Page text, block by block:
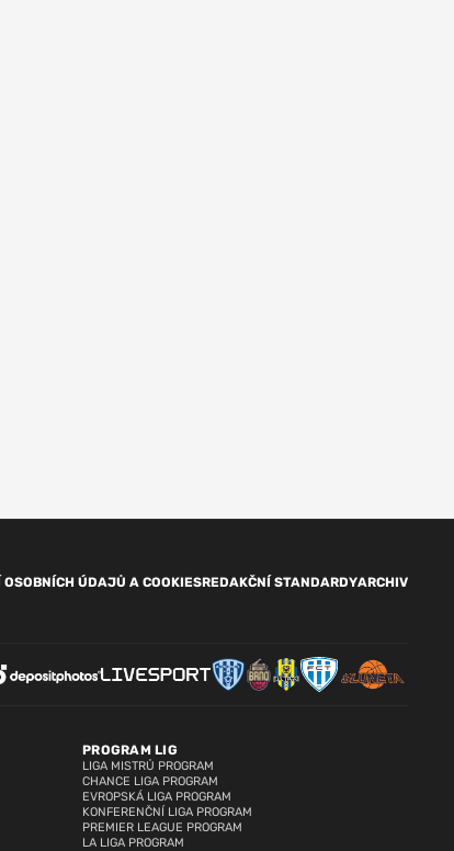
OSOBNÍCH ÚDAJŮ A COOKIESREDAKČNÍ STANDARDYARCHIV
PROGRAM LIG
LIGA MISTRŮ PROGRAM
CHANCE LIGA PROGRAM
EVROPSKÁ LIGA PROGRAM
KONFERENČNÍ LIGA PROGRAM
PREMIER LEAGUE PROGRAM
LA LIGA PROGRAM